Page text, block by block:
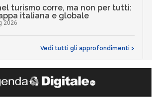
nel turismo corre, ma non per tutti:
italiana e globale
2026
Vedi tutti gli approfondimenti >